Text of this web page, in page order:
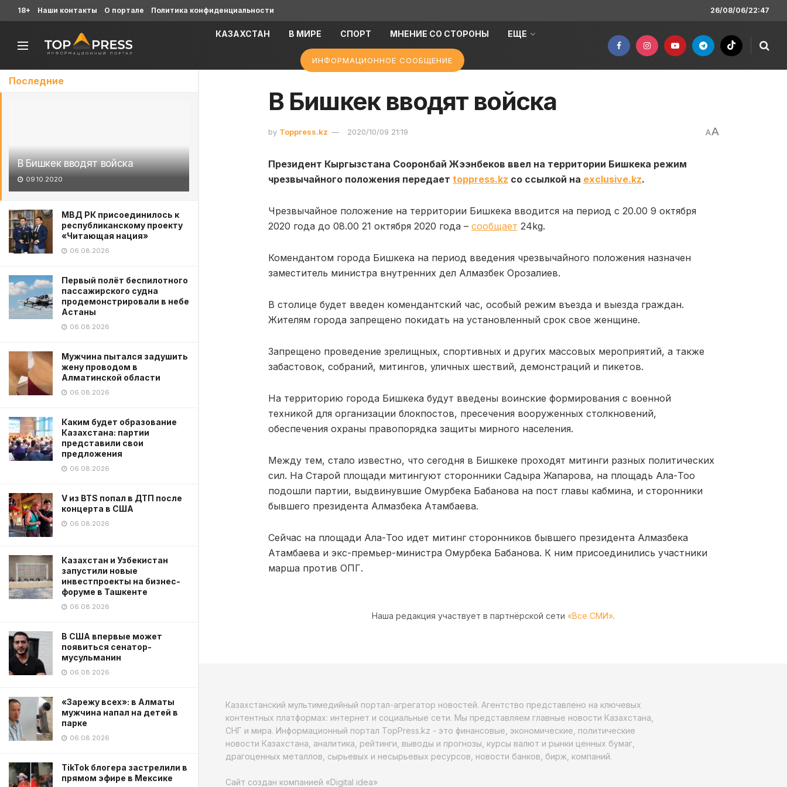
Последние
В Бишкек вводят войска
09.10.2020
МВД РК присоединилось к
республиканскому проекту
«Читающая нация»
06.08.2026
Первый полёт беспилотного
пассажирского судна
продемонстрировали в небе
Астаны
06.08.2026
Мужчина пытался задушить
жену проводом в
Алматинской области
06.08.2026
Каким будет образование
Казахстана: партии
представили свои
предложения
06.08.2026
V из BTS попал в ДТП после
концерта в США
06.08.2026
Казахстан и Узбекистан
запустили новые
инвестпроекты на бизнес-
форуме в Ташкенте
06.08.2026
В США впервые может
появиться сенатор-
мусульманин
06.08.2026
«Зарежу всех»: в Алматы
мужчина напал на детей в
парке
06.08.2026
TikTok блогера застрелили в
прямом эфире в Мексике
18+ Наши контакты О портале Политика конфиденциальности 26/08/06/22:47
КАЗАХСТАН В МИРЕ СПОРТ МНЕНИЕ СО СТОРОНЫ ЕЩЕ
ИНФОРМАЦИОННОЕ СООБЩЕНИЕ
В Бишкек вводят войска
by Toppress.kz 2020/10/09 21:19 AA
Президент Кыргызстана Сооронбай Жээнбеков ввел на территории Бишкека режим
чрезвычайного положения передает toppress.kz со ссылкой на exclusive.kz.
Чрезвычайное положение на территории Бишкека вводится на период с 20.00 9 октября
2020 года до 08.00 21 октября 2020 года – сообщает 24kg.
Комендантом города Бишкека на период введения чрезвычайного положения назначен
заместитель министра внутренних дел Алмазбек Орозалиев.
В столице будет введен комендантский час, особый режим въезда и выезда граждан.
Жителям города запрещено покидать на установленный срок свое женщине.
Запрещено проведение зрелищных, спортивных и других массовых мероприятий, а также
забастовок, собраний, митингов, уличных шествий, демонстраций и пикетов.
На территорию города Бишкека будут введены воинские формирования с военной
техникой для организации блокпостов, пресечения вооруженных столкновений,
обеспечения охраны правопорядка защиты мирного населения.
Между тем, стало известно, что сегодня в Бишкеке проходят митинги разных политических
сил. На Старой площади митингуют сторонники Садыра Жапарова, на площадь Ала-Тоо
подошли партии, выдвинувшие Омурбека Бабанова на пост главы кабмина, и сторонники
бывшего президента Алмазбека Атамбаева.
Сейчас на площади Ала-Тоо идет митинг сторонников бывшего президента Алмазбека
Атамбаева и экс-премьер-министра Омурбека Бабанова. К ним присоединились участники
марша против ОПГ.
Наша редакция участвует в партнёрской сети «Все СМИ».
Казахстанский мультимедийный портал-агрегатор новостей. Агентство представлено на ключевых
контентных платформах: интернет и социальные сети. Мы представляем главные новости Казахстана,
СНГ и мира. Информационный портал TopPress.kz - это финансовые, экономические, политические
новости Казахстана, аналитика, рейтинги, выводы и прогнозы, курсы валют и рынки ценных бумаг,
драгоценных металлов, сырьевых и несырьевых ресурсов, новости банков, бирж, компаний.
Сайт создан компанией «Digital idea»